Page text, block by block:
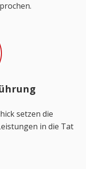
setzen die
in die Tat